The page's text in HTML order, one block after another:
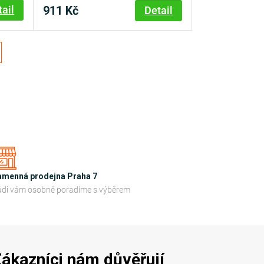
911 Kč Detail
prodejna Praha 7
vám osobně poradíme s výběrem
nám důvěřují